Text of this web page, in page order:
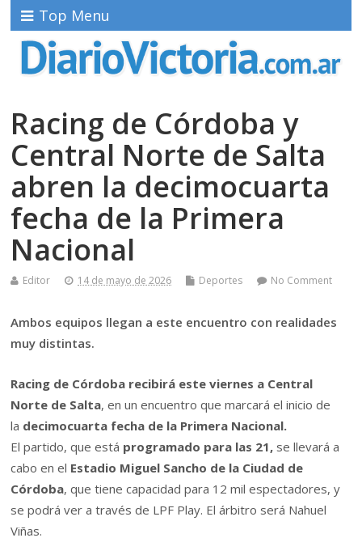
Top Menu
Racing de Córdoba y
Central Norte de Salta
abren la decimocuarta
fecha de la Primera
Nacional
Editor 14 de mayo de 2026 Deportes No Comment
Ambos equipos llegan a este encuentro con realidades
muy distintas.
Racing de Córdoba recibirá este viernes a Central
Norte de Salta, en un encuentro que marcará el inicio de
la decimocuarta fecha de la Primera Nacional.
El partido, que está programado para las 21, se llevará a
cabo en el Estadio Miguel Sancho de la Ciudad de
Córdoba, que tiene capacidad para 12 mil espectadores, y
se podrá ver a través de LPF Play. El árbitro será Nahuel
Viñas.